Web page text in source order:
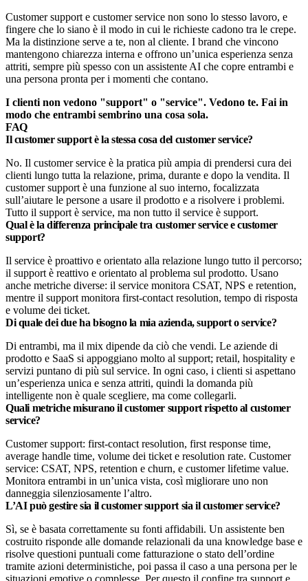
Customer support e customer service non sono lo stesso lavoro, e
fingere che lo siano è il modo in cui le richieste cadono tra le crepe.
Ma la distinzione serve a te, non al cliente. I brand che vincono
mantengono chiarezza interna e offrono un’unica esperienza senza
attriti, sempre più spesso con un assistente AI che copre entrambi e
una persona pronta per i momenti che contano.
I clienti non vedono "support" o "service". Vedono te. Fai in
modo che entrambi sembrino una cosa sola.
FAQ
Il customer support è la stessa cosa del customer service?
No. Il customer service è la pratica più ampia di prendersi cura dei
clienti lungo tutta la relazione, prima, durante e dopo la vendita. Il
customer support è una funzione al suo interno, focalizzata
sull’aiutare le persone a usare il prodotto e a risolvere i problemi.
Tutto il support è service, ma non tutto il service è support.
Qual è la differenza principale tra customer service e customer
support?
Il service è proattivo e orientato alla relazione lungo tutto il percorso;
il support è reattivo e orientato al problema sul prodotto. Usano
anche metriche diverse: il service monitora CSAT, NPS e retention,
mentre il support monitora first-contact resolution, tempo di risposta
e volume dei ticket.
Di quale dei due ha bisogno la mia azienda, support o service?
Di entrambi, ma il mix dipende da ciò che vendi. Le aziende di
prodotto e SaaS si appoggiano molto al support; retail, hospitality e
servizi puntano di più sul service. In ogni caso, i clienti si aspettano
un’esperienza unica e senza attriti, quindi la domanda più
intelligente non è quale scegliere, ma come collegarli.
Quali metriche misurano il customer support rispetto al customer
service?
Customer support: first-contact resolution, first response time,
average handle time, volume dei ticket e resolution rate. Customer
service: CSAT, NPS, retention e churn, e customer lifetime value.
Monitora entrambi in un’unica vista, così migliorare uno non
danneggia silenziosamente l’altro.
L’AI può gestire sia il customer support sia il customer service?
Sì, se è basata correttamente su fonti affidabili. Un assistente ben
costruito risponde alle domande relazionali da una knowledge base e
risolve questioni puntuali come fatturazione o stato dell’ordine
tramite azioni deterministiche, poi passa il caso a una persona per le
situazioni emotive o complesse. Per questo il confine tra support e